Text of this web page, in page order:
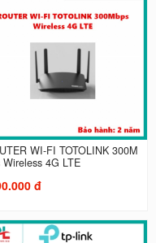
WI-FI TOTOLINK 300M
Wireless 4G LTE
đ